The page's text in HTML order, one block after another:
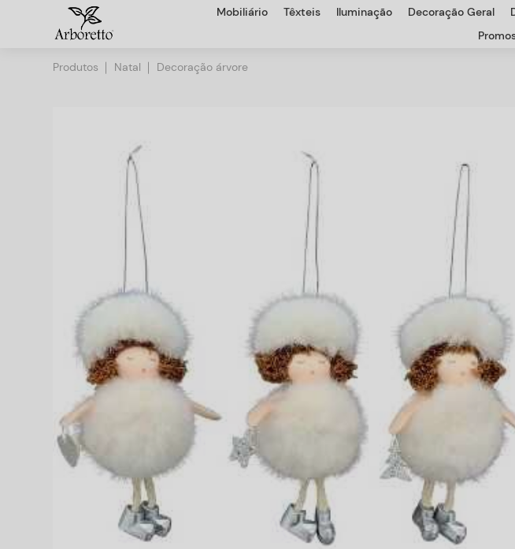
Mobiliário Têxteis Iluminação Decoração Geral
Produtos Natal Decoração árvore